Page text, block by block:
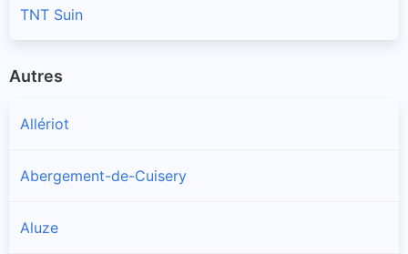
TNT Suin
Autres
Allériot
Abergement-de-Cuisery
Aluze